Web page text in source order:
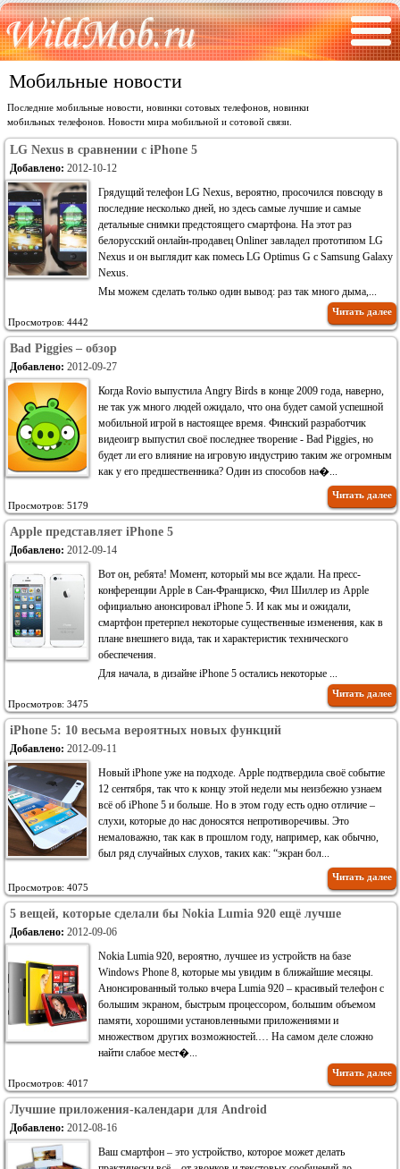
Мобильные новости
Последние мобильные новости, новинки сотовых телефонов, новинки
мобильных телефонов. Новости мира мобильной и сотовой связи.
LG Nexus в сравнении с iPhone 5
Добавлено: 2012-10-12
Грядущий телефон LG Nexus, вероятно, просочился повсюду в
последние несколько дней, но здесь самые лучшие и самые
детальные снимки предстоящего смартфона. На этот раз
белорусский онлайн-продавец Onliner завладел прототипом LG
Nexus и он выглядит как помесь LG Optimus G с Samsung Galaxy
Nexus.
Мы можем сделать только один вывод: раз так много дыма,...
Просмотров: 4442
Читать далее
Bad Piggies – обзор
Добавлено: 2012-09-27
Когда Rovio выпустила Angry Birds в конце 2009 года, наверно,
не так уж много людей ожидало, что она будет самой успешной
мобильной игрой в настоящее время. Финский разработчик
видеоигр выпустил своё последнее творение - Bad Piggies, но
будет ли его влияние на игровую индустрию таким же огромным
как у его предшественника? Один из способов на�...
Просмотров: 5179
Читать далее
Apple представляет iPhone 5
Добавлено: 2012-09-14
Вот он, ребята! Момент, который мы все ждали. На пресс-
конференции Apple в Сан-Франциско, Фил Шиллер из Apple
официально анонсировал iPhone 5. И как мы и ожидали,
смартфон претерпел некоторые существенные изменения, как в
плане внешнего вида, так и характеристик технического
обеспечения.
Для начала, в дизайне iPhone 5 остались некоторые ...
Просмотров: 3475
Читать далее
iPhone 5: 10 весьма вероятных новых функций
Добавлено: 2012-09-11
Новый iPhone уже на подходе. Apple подтвердила своё событие
12 сентября, так что к концу этой недели мы неизбежно узнаем
всё об iPhone 5 и больше. Но в этом году есть одно отличие –
слухи, которые до нас доносятся непротиворечивы. Это
немаловажно, так как в прошлом году, например, как обычно,
был ряд случайных слухов, таких как: “экран бол...
Просмотров: 4075
Читать далее
5 вещей, которые сделали бы Nokia Lumia 920 ещё лучше
Добавлено: 2012-09-06
Nokia Lumia 920, вероятно, лучшее из устройств на базе
Windows Phone 8, которые мы увидим в ближайшие месяцы.
Анонсированный только вчера Lumia 920 – красивый телефон с
большим экраном, быстрым процессором, большим объемом
памяти, хорошими установленными приложениями и
множеством других возможностей.… На самом деле сложно
найти слабое мест�...
Просмотров: 4017
Читать далее
Лучшие приложения-календари для Android
Добавлено: 2012-08-16
Ваш смартфон – это устройство, которое может делать